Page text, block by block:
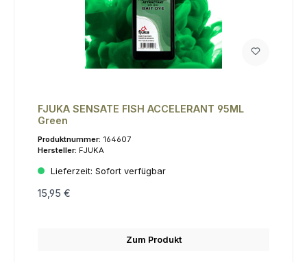
FJUKA SENSATE FISH ACCELERANT 95ML
Green
Produktnummer: 164607
Hersteller: FJUKA
Lieferzeit: Sofort verfügbar
15,95 €
Zum Produkt